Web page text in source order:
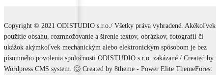
Copyright © 2021 ODISTUDIO s.r.o./ Všetky práva vyhradené. Akékoľvek
použitie obsahu, rozmnožovanie a šírenie textov, obrázkov, fotografií či
ukážok akýmkoľvek mechanickým alebo elektronickým spôsobom je bez
písomného povolenia spoločnosti ODISTUDIO s.r.o. zakázané / Created by
Wordpress CMS system. Ⓒ Created by 8theme - Power Elite ThemeForest